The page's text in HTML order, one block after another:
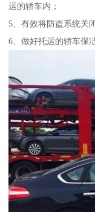
运的轿车内；
5、有效将防盗系统关
6、做好托运的轿车保